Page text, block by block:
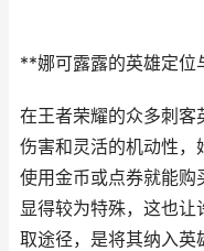
**娜可露露的英雄定位
在王者荣耀的众多刺客
伤害和灵活的机动性，
使用金币或点券就能购
显得较为特殊，这也让
取途径，是将其纳入英